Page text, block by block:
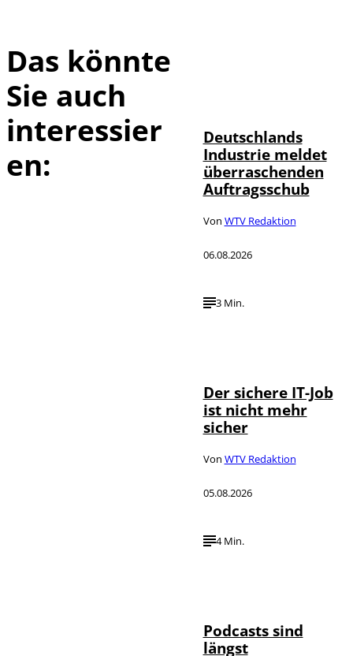
Das könnte
Sie auch
interessier
en:
Deutschlands
Industrie meldet
überraschenden
Auftragsschub
Von WTV Redaktion
06.08.2026
3 Min.
Der sichere IT-Job
ist nicht mehr
sicher
Von WTV Redaktion
05.08.2026
4 Min.
Podcasts sind
längst